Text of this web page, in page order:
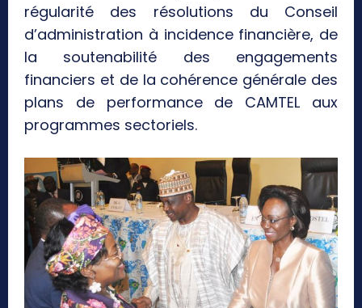
régularité des résolutions du Conseil
d’administration à incidence financière, de
la soutenabilité des engagements
financiers et de la cohérence générale des
plans de performance de CAMTEL aux
programmes sectoriels.